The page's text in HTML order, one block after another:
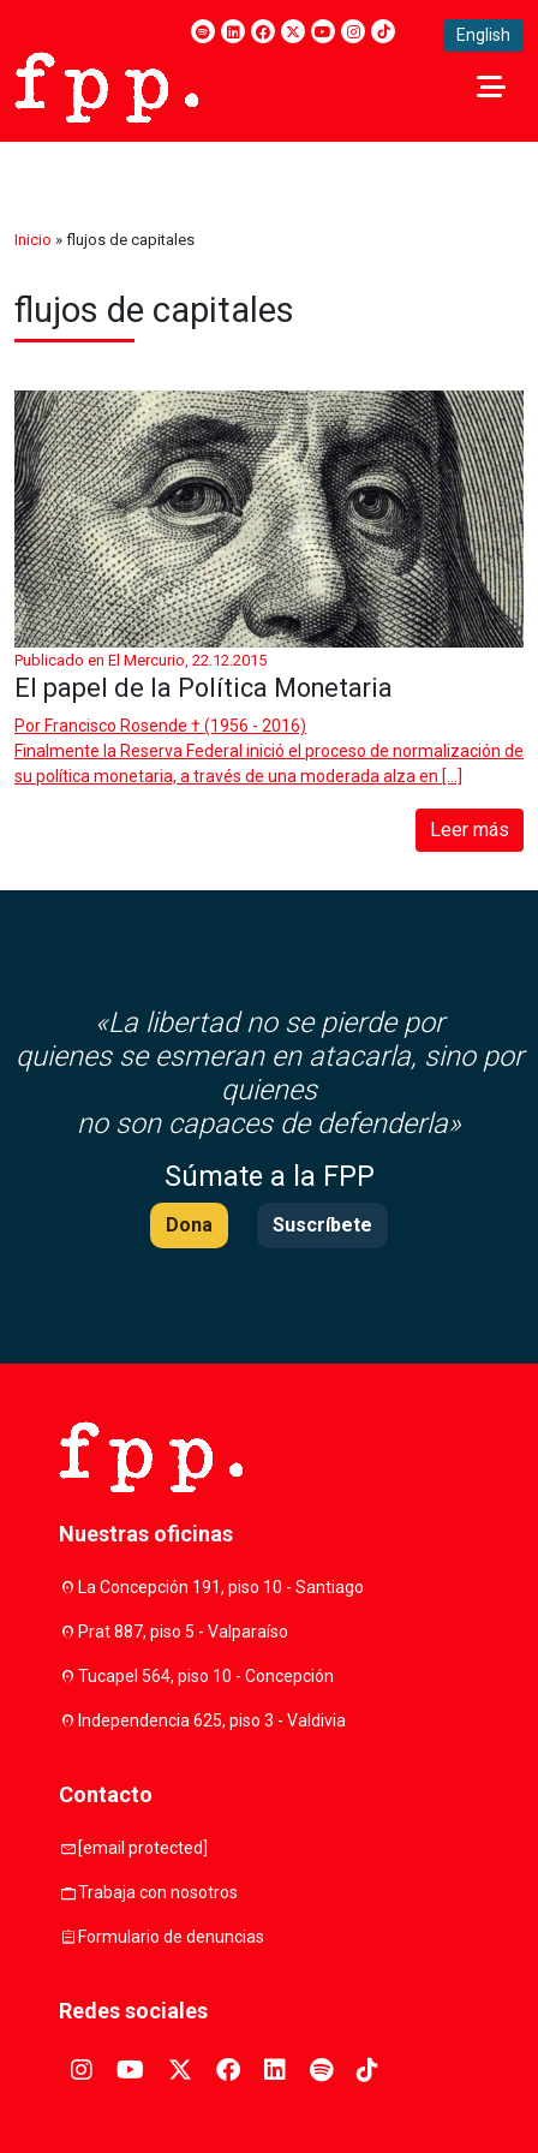
English
Inicio » flujos de capitales
flujos de capitales
Publicado en El Mercurio, 22.12.2015
El papel de la Política Monetaria
Por Francisco Rosende † (1956 - 2016)
Finalmente la Reserva Federal inició el proceso de normalización de
su política monetaria, a través de una moderada alza en […]
Leer más
«La libertad no se pierde por
quienes se esmeran en atacarla, sino por
quienes
no son capaces de defenderla»
Súmate a la FPP
Dona Suscríbete
Nuestras oficinas
location_onLa Concepción 191, piso 10 - Santiago
location_onPrat 887, piso 5 - Valparaíso
location_onTucapel 564, piso 10 - Concepción
location_onIndependencia 625, piso 3 - Valdivia
Contacto
mail [email protected]
workTrabaja con nosotros
assignmentFormulario de denuncias
Redes sociales